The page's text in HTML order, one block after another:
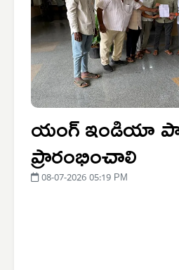
యంగ్ ఇండియా
ప్రారంభించాలి
08-07-2026 05:19 PM